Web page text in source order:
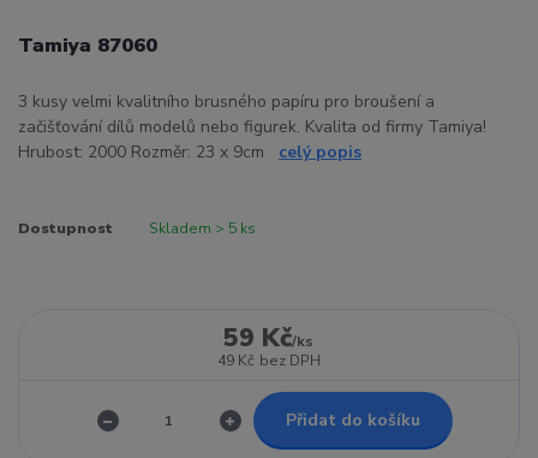
Tamiya 87060
3 kusy velmi kvalitního brusného papíru pro broušení a
začišťování dílů modelů nebo figurek. Kvalita od firmy Tamiya!
Hrubost: 2000 Rozměr: 23 x 9cm celý popis
Dostupnost Skladem > 5 ks
59 Kč/ks
49 Kč bez DPH
Přidat do košíku